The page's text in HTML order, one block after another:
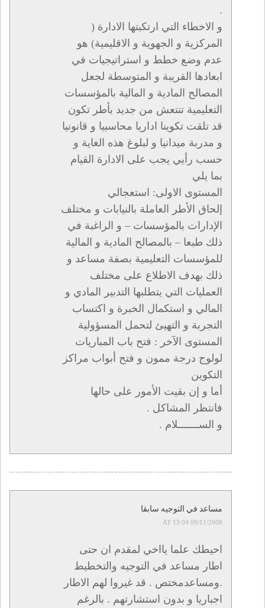
.
و الاخطاء التي ارتكبتها الادارة (
المركزية و الجهوية و الاقليمية) هو
عدم وضع خطط و استراتيجيات في
ابعادها القريبة و المتوسطة لجعل
المصالح المادية و المالية بالمؤسسات
التعليمية تنتعش من جديد بأطر تكون
قد تلقت تكوينا اداريا محاسبيا و قانونيا
و مدربة ميدانيا و لبلوغ هذه الغاية و
حسب رأيي يجب على الادارة القيام
بما يلي
المستوى الاولى: استعجالي
إلحاق الأطر العاملة بالنيابات و مختلف
الإدارات بالمؤسسات – و الراغبة في
ذلك طبعا – بالمصالح المادية و المالية
للمؤسسات التعليمية بصفة مساعد و
ذلك بهدف الاطلاع على مختلف
العمليات التي يتطلبها التدبير المادي و
المالي و استكمال الخبرة و اكتساب
التجربة و التهيئ لتحمل المسؤولية
المستوى الآخر : فتح باب المباريات
لولوج درجة ممون و فتح أبواب مراكز
التكوين
أما و إن بقيت الأمور على حالها
فانتظر المشاكل .
و الســـــــلام .
مساعد في التوجيه سابقا
09/11/2008 AT 13:04
احيطك علما يااخي لمقدم ان حتى
اطار مساعد في التوجيه والتخطيط
.ومساعدمختص . قد غيروا لهم الاطار
اجباريا و بدون استشارتهم . بالرغم